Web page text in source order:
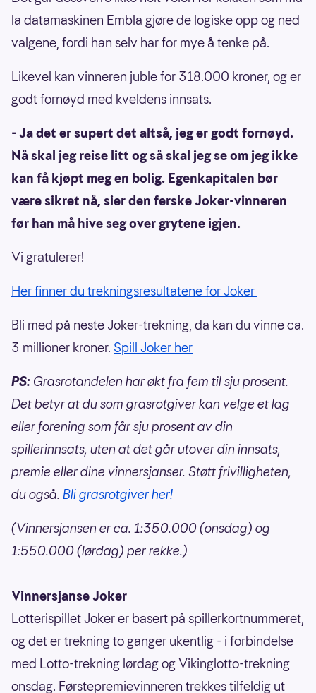
la datamaskinen Embla gjøre de logiske opp og ned
valgene, fordi han selv har for mye å tenke på.
Likevel kan vinneren juble for 318.000 kroner, og er
godt fornøyd med kveldens innsats.
- Ja det er supert det altså, jeg er godt fornøyd.
Nå skal jeg reise litt og så skal jeg se om jeg ikke
kan få kjøpt meg en bolig. Egenkapitalen bør
være sikret nå, sier den ferske Joker-vinneren
før han må hive seg over grytene igjen.
Vi gratulerer!
Her finner du trekningsresultatene for Joker
Bli med på neste Joker-trekning, da kan du vinne ca.
3 millioner kroner. Spill Joker her
PS: Grasrotandelen har økt fra fem til sju prosent.
Det betyr at du som grasrotgiver kan velge et lag
eller forening som får sju prosent av din
spillerinnsats, uten at det går utover din innsats,
premie eller dine vinnersjanser. Støtt frivilligheten,
du også. Bli grasrotgiver her!
(Vinnersjansen er ca. 1:350.000 (onsdag) og
1:550.000 (lørdag) per rekke.)
Vinnersjanse Joker
Lotterispillet Joker er basert på spillerkortnummeret,
og det er trekning to ganger ukentlig - i forbindelse
med Lotto-trekning lørdag og Vikinglotto-trekning
onsdag. Førstepremievinneren trekkes tilfeldig ut